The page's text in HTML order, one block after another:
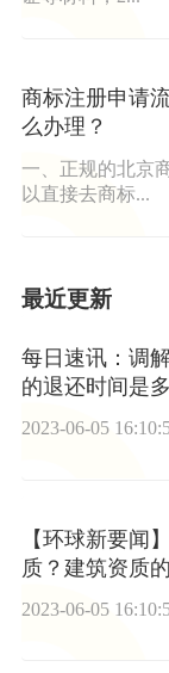
商标注册申请
么办理？
一、正规的北京
以直接去商标...
最近更新
每日速讯：调
的退还时间是
律师费吗？
2023-06-05
【环球新要闻
质？建筑资质
2023-06-05